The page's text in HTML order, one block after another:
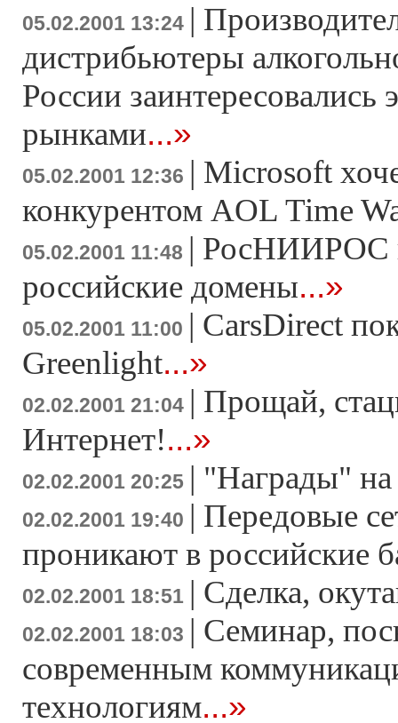
05.02.2001 13:24 |
дистрибьютеры
России заинтересовались
рынками...»
05.02.2001 12:36 | Microsoft
конкурентом AOL Time
05.02.2001 11:48 | РосНИИРОС
российские домены...»
05.02.2001 11:00 | CarsDirect
Greenlight...»
02.02.2001 21:04 | Прощай,
Интернет!...»
02.02.2001 20:25 | "Награды" на
02.02.2001 19:40 | Передовые
проникают в российские
02.02.2001 18:51 | Сделка,
02.02.2001 18:03 | Cеминар,
современным
технологиям...»